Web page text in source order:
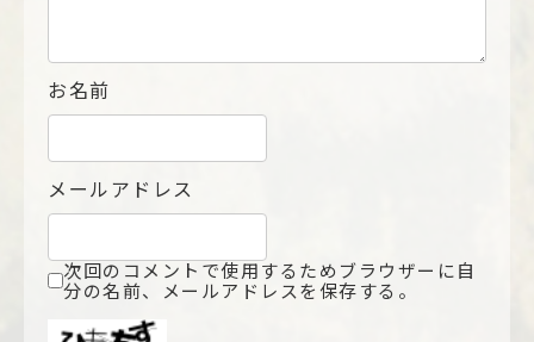
お名前
メールアドレス
次回のコメントで使用するためブラウザーに自
分の名前、メールアドレスを保存する。